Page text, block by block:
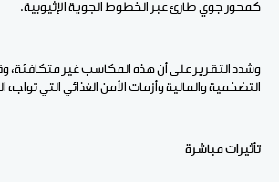
كمحور جوي طارئ عبر الخطوط الجوية الإثيوبية.
وشدد التقرير على أن هذه المكاسب غير متكافئة،
التضخمية والمالية وأزمات الأمن الغذائي التي تواجه
تأثيرات مباشرة